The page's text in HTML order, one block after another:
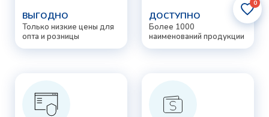
0
ВЫГОДНО
Только низкие цены для
опта и розницы
ДОСТУПНО
Более 1000
наименований продукции